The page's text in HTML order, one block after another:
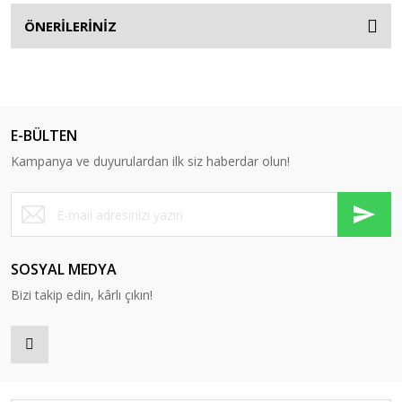
ÖNERİLERİNİZ
E-BÜLTEN
Kampanya ve duyurulardan ilk siz haberdar olun!
SOSYAL MEDYA
Bizi takip edin, kârlı çıkın!